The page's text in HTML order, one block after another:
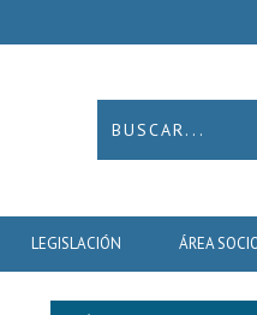
LEGISLACIÓN ÁREA